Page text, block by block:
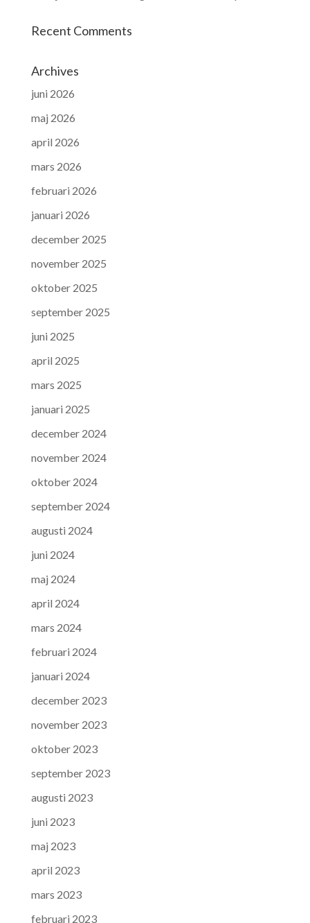
Recent Comments
Archives
juni 2026
maj 2026
april 2026
mars 2026
februari 2026
januari 2026
december 2025
november 2025
oktober 2025
september 2025
juni 2025
april 2025
mars 2025
januari 2025
december 2024
november 2024
oktober 2024
september 2024
augusti 2024
juni 2024
maj 2024
april 2024
mars 2024
februari 2024
januari 2024
december 2023
november 2023
oktober 2023
september 2023
augusti 2023
juni 2023
maj 2023
april 2023
mars 2023
februari 2023